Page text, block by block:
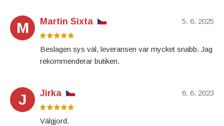
M 5. 6. 2025
Martin Sixta
Beslagen sys väl, leveransen var mycket snabb. Jag
rekommenderar butiken.
J 6. 6. 2023
Jirka
Välgjord.